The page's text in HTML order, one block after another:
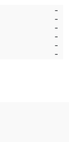
-
-
-
-
-
-